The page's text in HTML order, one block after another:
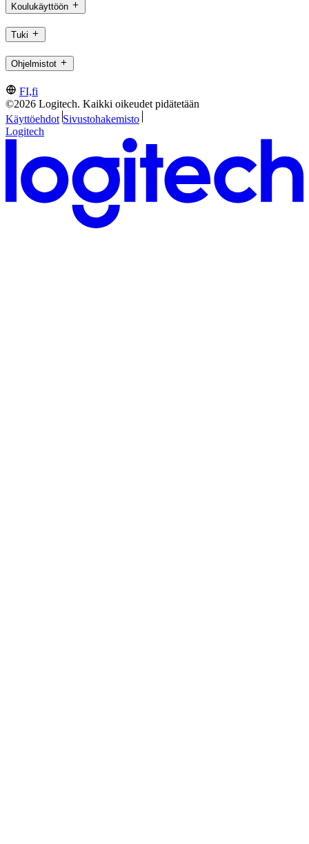
Koulukäyttöön
Tuki
Ohjelmistot
FI,fi
©2026 Logitech. Kaikki oikeudet pidätetään
Käyttöehdot Sivustohakemisto
Logitech